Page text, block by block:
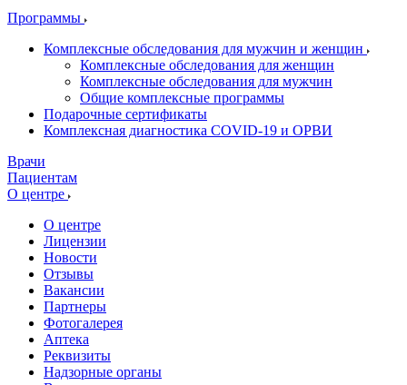
Программы
Комплексные обследования для мужчин и женщин
Комплексные обследования для женщин
Комплексные обследования для мужчин
Общие комплексные программы
Подарочные сертификаты
Комплексная диагностика COVID-19 и ОРВИ
Врачи
Пациентам
О центре
О центре
Лицензии
Новости
Отзывы
Вакансии
Партнеры
Фотогалерея
Аптека
Реквизиты
Надзорные органы